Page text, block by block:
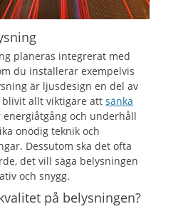
planeras integrerat med
du installerar exempelvis
är ljusdesign en del av
allt viktigare att sänka
energiåtgång och underhåll
onödig teknik och
Dessutom ska det ofta
det vill säga belysningen
och snygg.
på belysningen?